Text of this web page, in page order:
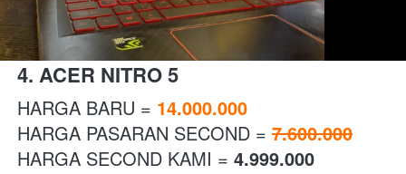
4. ACER NITRO 5
HARGA BARU = 14.000.000
HARGA PASARAN SECOND = 7.600.000
HARGA SECOND KAMI = 4.999.000